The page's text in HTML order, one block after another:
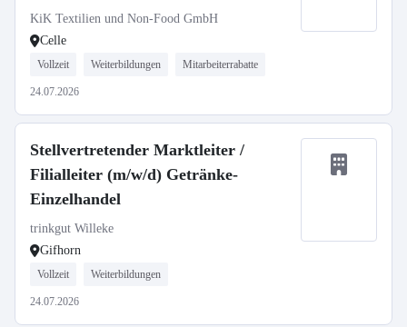
KiK Textilien und Non-Food GmbH
Celle
Vollzeit Weiterbildungen Mitarbeiterrabatte
24.07.2026
Stellvertretender Marktleiter /
Filialleiter (m/w/d) Getränke-
Einzelhandel
trinkgut Willeke
Gifhorn
Vollzeit Weiterbildungen
24.07.2026